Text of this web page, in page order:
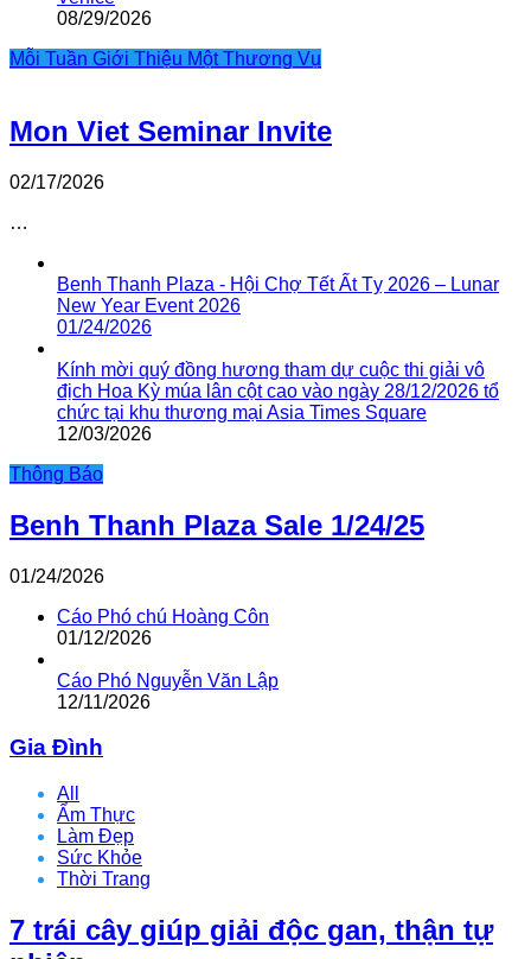
08/29/2026
Mỗi Tuần Giới Thiệu Một Thương Vụ
Mon Viet Seminar Invite
02/17/2026
…
Benh Thanh Plaza - Hội Chợ Tết Ất Tỵ 2026 – Lunar
New Year Event 2026
01/24/2026
Kính mời quý đồng hương tham dự cuộc thi giải vô
địch Hoa Kỳ múa lân cột cao vào ngày 28/12/2026 tổ
chức tại khu thương mại Asia Times Square
12/03/2026
Thông Báo
Benh Thanh Plaza Sale 1/24/25
01/24/2026
Cáo Phó chú Hoàng Côn
01/12/2026
Cáo Phó Nguyễn Văn Lập
12/11/2026
Gia Đình
All
Ẩm Thực
Làm Đẹp
Sức Khỏe
Thời Trang
7 trái cây giúp giải độc gan, thận tự